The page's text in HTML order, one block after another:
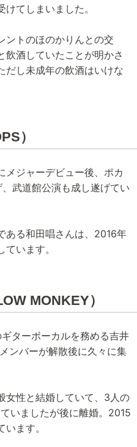
てしまいました。
ントのほのかりんとの交
飲酒していたことが明かさ
だし未成年の飲酒はいけな
）
メジャーデビュー後、ポカ
武道館公演も成し遂げてい
ある和田唱さんは、2016年
います。
MONKEY）
ターボーカルを務める吉井
ンバーが解散後に久々に集
女性と結婚していて、3人の
いましたが後に離婚。2015
ます。